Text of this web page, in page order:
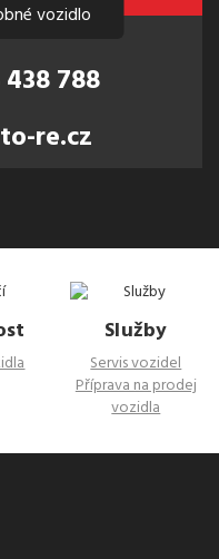
vozidlo
788
re.cz
Služby
Servis vozidel
Příprava na prodej
vozidla